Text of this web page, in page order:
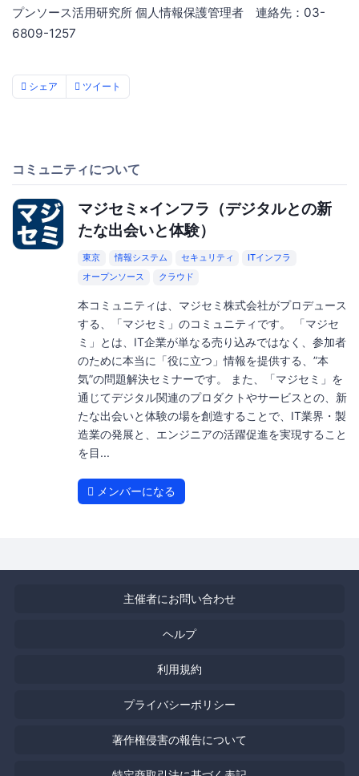
プンソース活用研究所 個人情報保護管理者 連絡先：03-
6809-1257
シェア ツイート
コミュニティについて
マジセミ×インフラ（デジタルとの新
たな出会いと体験）
東京 情報システム セキュリティ
ITインフラ
オープンソース
クラウド
本コミュニティは、マジセミ株式会社がプロデュース
する、「マジセミ」のコミュニティです。 「マジセ
ミ」とは、IT企業が単なる売り込みではなく、参加者
のために本当に「役に立つ」情報を提供する、”本
気”の問題解決セミナーです。 また、「マジセミ」を
通じてデジタル関連のプロダクトやサービスとの、新
たな出会いと体験の場を創造することで、IT業界・製
造業の発展と、エンジニアの活躍促進を実現すること
を目...
メンバーになる
主催者にお問い合わせ
ヘルプ
利用規約
プライバシーポリシー
著作権侵害の報告について